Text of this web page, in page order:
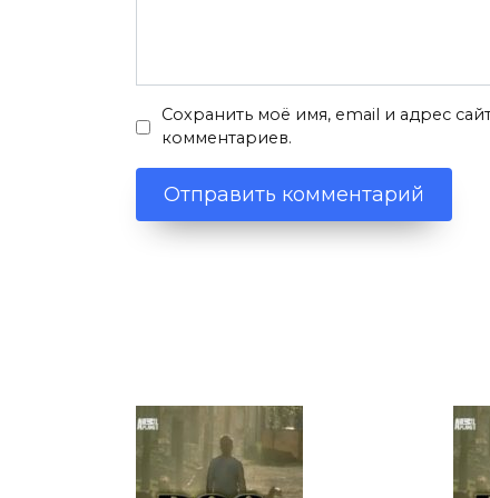
Сохранить моё имя, email и адрес
комментариев.